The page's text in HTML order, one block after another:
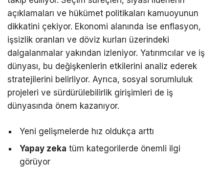
açıklamaları ve hükümet politikaları kamuoyunun
dikkatini çekiyor. Ekonomi alanında ise enflasyon,
işsizlik oranları ve döviz kurları üzerindeki
dalgalanmalar yakından izleniyor. Yatırımcılar ve iş
dünyası, bu değişkenlerin etkilerini analiz ederek
stratejilerini belirliyor. Ayrıca, sosyal sorumluluk
projeleri ve sürdürülebilirlik girişimleri de iş
dünyasında önem kazanıyor.
Yeni gelişmelerde hız oldukça arttı
Yapay zeka tüm kategorilerde önemli ilgi
görüyor